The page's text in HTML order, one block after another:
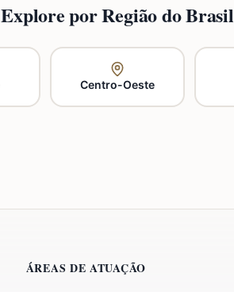
Explore por Região do Brasil
Centro-Oeste
ÁREAS DE ATUAÇÃO